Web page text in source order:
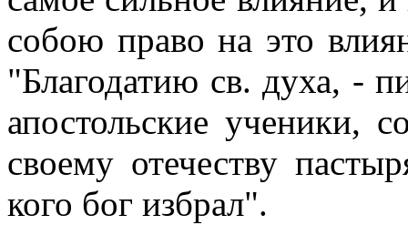
собою право на это
"Благодатию св. духа, -
апостольские ученики,
своему отечеству
кого бог избрал".